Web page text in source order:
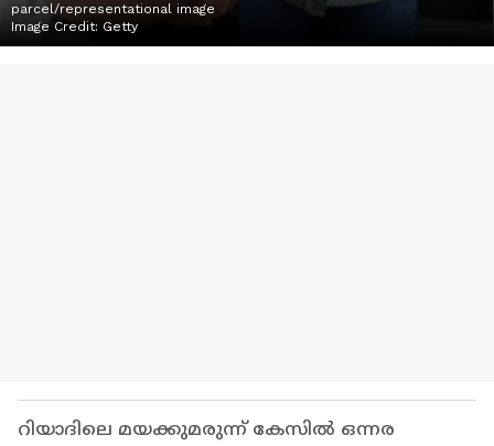
parcel/representational image
Image Credit: Getty
റിയാദിലെ മയക്കുമരുന്ന് കേസിൽ ഒന്നര